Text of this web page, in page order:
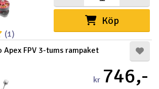
utrustning och tillbehör
(1)
Köp
Apex FPV 3-tums rampaket
kr 746,-